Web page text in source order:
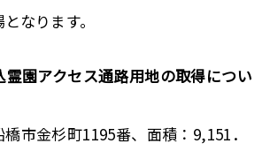
なります。
園アクセス通路用地の取得につい
市金杉町1195番、面積：9,151．